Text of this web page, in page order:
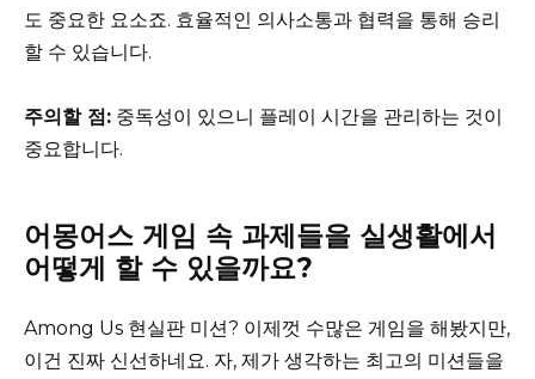
도 중요한 요소죠. 효율적인 의사소통과 협력을 통해 승리
할 수 있습니다.
주의할 점: 중독성이 있으니 플레이 시간을 관리하는 것이
중요합니다.
어몽어스 게임 속 과제들을 실생활에서
어떻게 할 수 있을까요?
Among Us 현실판 미션? 이제껏 수많은 게임을 해봤지만,
이건 진짜 신선하네요. 자, 제가 생각하는 최고의 미션들을